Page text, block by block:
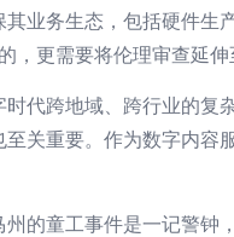
业务生态，包括硬件
，更需要将伦理审查延伸
代跨地域、跨行业的
关重要。作为数字内
的童工事件是一记警